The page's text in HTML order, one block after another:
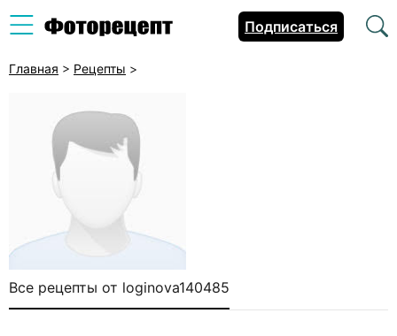
Подписаться
Главная > Рецепты >
Все рецепты от loginova140485